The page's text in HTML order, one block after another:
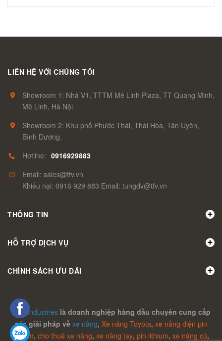
LIÊN HỆ VỚI CHÚNG TÔI
Showroom 1: Nhà V1, TTTM Mê Linh Plaza, TT Quang Minh,
Mê Linh, Hà Nội
Showroom 2: Khu phố Phước Thái, Thái Hòa, Tân Uyên,
Bình Dương.
Hotline: 0916929883
Email: sales@tfv.vn
Khiếu nại: 0916 929 883 Email: tungdv@tfv.vn
THÔNG TIN
HỖ TRỢ DỊCH VỤ
CHÍNH SÁCH ƯU ĐÃI
TFV Industrieslà doanh nghiệp hàng đầu chuyên cung cấp
các giải pháp về xe nâng, Xe nâng Toyota, xe nâng điện pin
lithium, cho thuê xe nâng, xe nâng tay, pin lithium, xe nâng cũ,